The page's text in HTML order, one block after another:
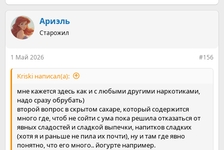
Ариэль
Старожил
1 Май 2026 #156
Kriski написал(а):
мне кажется здесь как и с любыми другими наркотиками,
надо сразу обрубать)
второй вопрос в скрытом сахаре, который содержится
много где, чтоб не сойти с ума пока решила отказаться от
явных сладостей и сладкой выпечки, напитков сладких
(хотя я и раньше не пила их почти), ну и там где явно
понятно, что его много.. йогурте например.